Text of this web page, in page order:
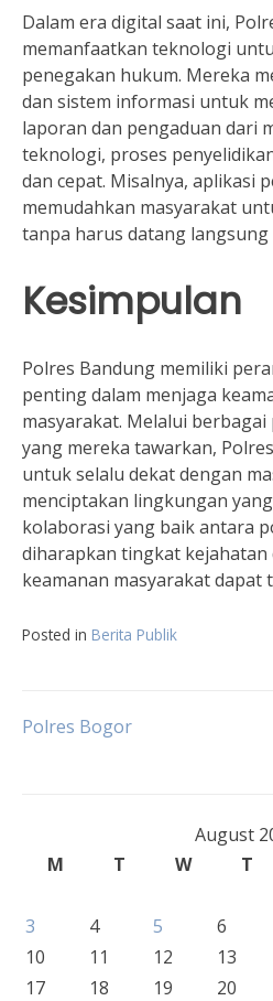
Dalam era digital saat ini,
memanfaatkan teknologi
penegakan hukum. Mereka
dan sistem informasi untuk
laporan dan pengaduan dari
teknologi, proses
dan cepat. Misalnya, aplikasi
memudahkan masyarakat
tanpa harus datang
Kesimpulan
Polres Bandung memiliki
penting dalam menjaga
masyarakat. Melalui
yang mereka tawarkan,
untuk selalu dekat dengan
menciptakan lingkungan
kolaborasi yang baik antara
diharapkan tingkat kejahatan
keamanan masyarakat dapat
Posted in Berita Publik
Post
Polres Bogor
August
M
T W T
3
4 5 6
10
11 12 13
17
18 19 20